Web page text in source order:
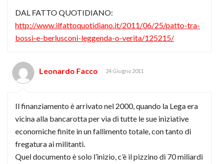
DAL FATTO QUOTIDIANO:
http://www.ilfattoquotidiano.it/2011/06/25/patto-tra-
bossi-e-berlusconi-leggenda-o-verita/125215/
Leonardo Facco 24 Giugno 2011
Il finanziamento è arrivato nel 2000, quando la Lega era
vicina alla bancarotta per via di tutte le sue iniziative
economiche finite in un fallimento totale, con tanto di
fregatura ai militanti.
Quel documento è solo l’inizio, c’è il pizzino di 70 miliardi